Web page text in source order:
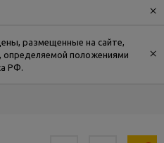
×
размещенные на сайте,
определяемой положениями
РФ.
×